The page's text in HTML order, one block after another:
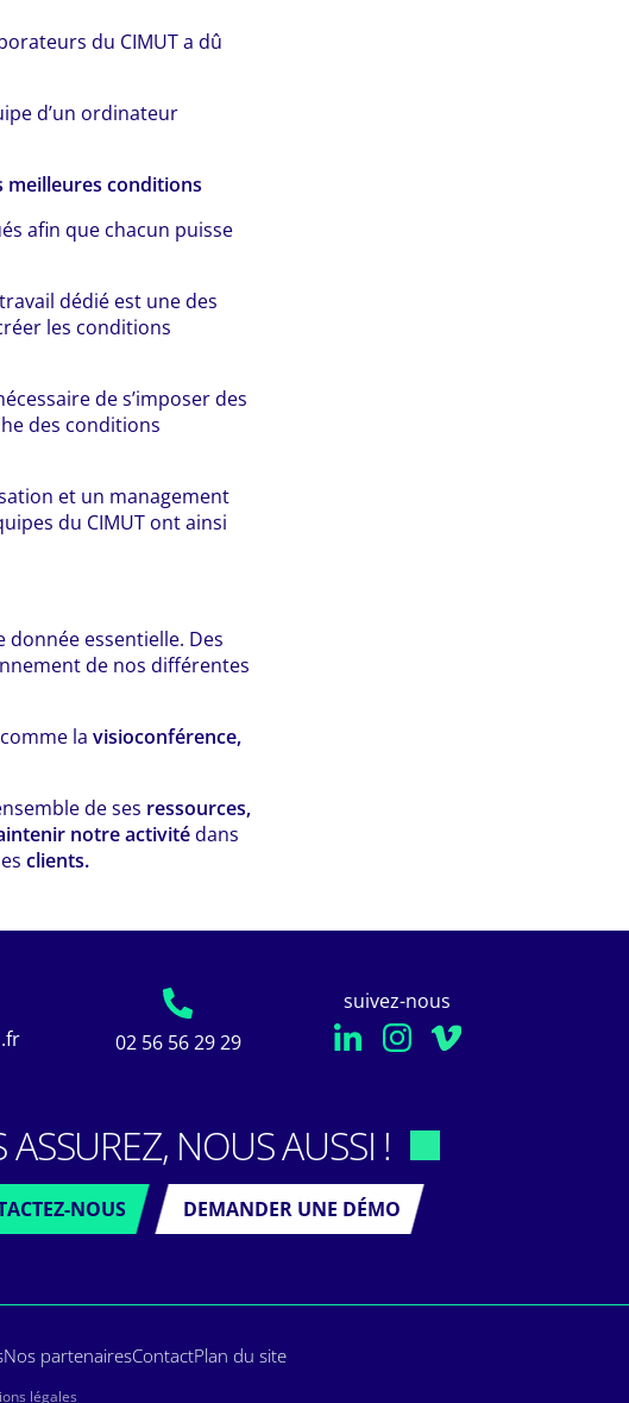
du CIMUT a dû
d’un ordinateur
meilleures conditions
afin que chacun puisse
dédié est une des
les conditions
de s’imposer des
des conditions
et un management
du CIMUT ont ainsi
donnée essentielle. Des
de nos différentes
comme la visioconférence,
de ses ressources,
notre activitédans
clients.
02 56 56 29 29
suivez-nous
ASSUREZ, NOUS AUSSI !
NOUS DEMANDER UNE DÉMO
Nos partenairesContactPlan du site
légales